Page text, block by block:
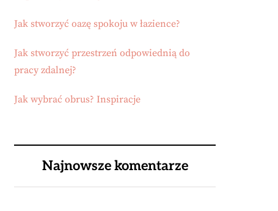
Jak stworzyć oazę spokoju w łazience?
Jak stworzyć przestrzeń odpowiednią do
pracy zdalnej?
Jak wybrać obrus? Inspiracje
Najnowsze komentarze